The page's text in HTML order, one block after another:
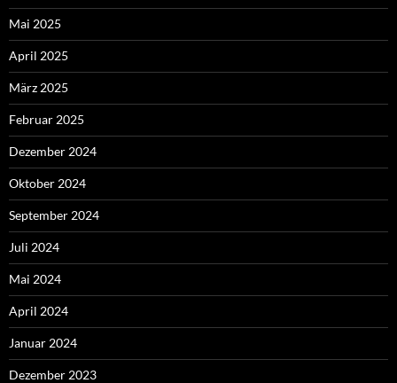
Mai 2025
April 2025
März 2025
Februar 2025
Dezember 2024
Oktober 2024
September 2024
Juli 2024
Mai 2024
April 2024
Januar 2024
Dezember 2023